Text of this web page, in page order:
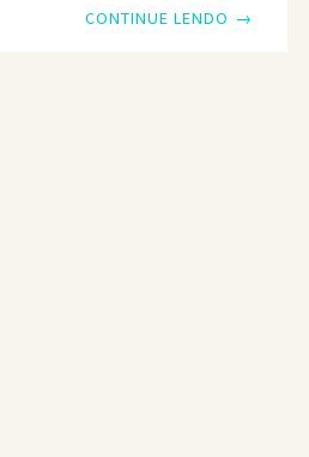
você deve
CONTINUE LENDO →